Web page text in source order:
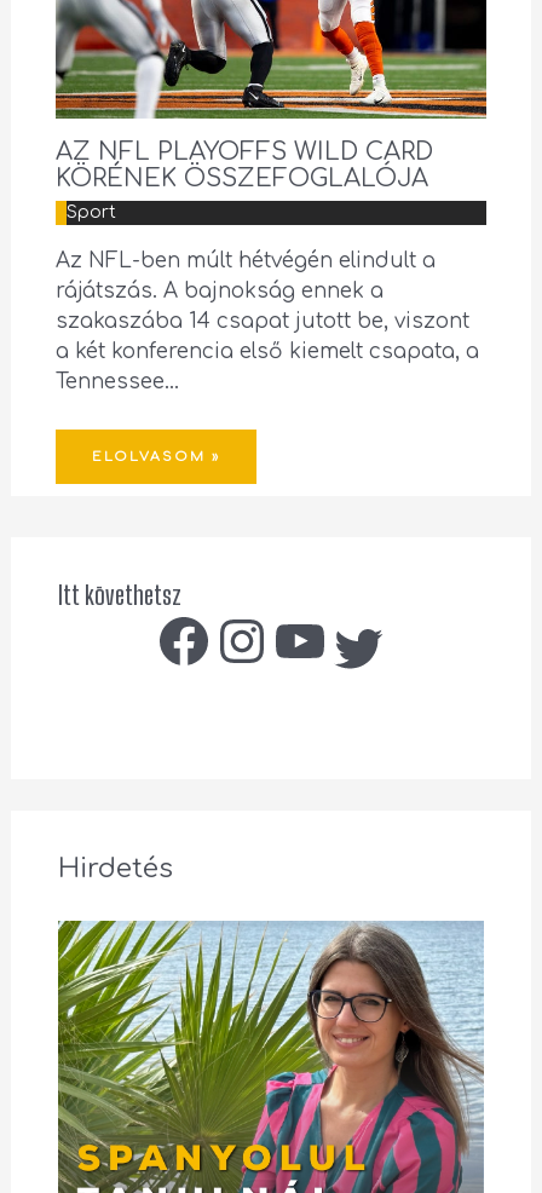
AZ NFL PLAYOFFS WILD CARD
KÖRÉNEK ÖSSZEFOGLALÓJA
Sport
Az NFL-ben múlt hétvégén elindult a
rájátszás. A bajnokság ennek a
szakaszába 14 csapat jutott be, viszont
a két konferencia első kiemelt csapata, a
Tennessee…
ELOLVASOM »
Itt követhetsz
Hirdetés